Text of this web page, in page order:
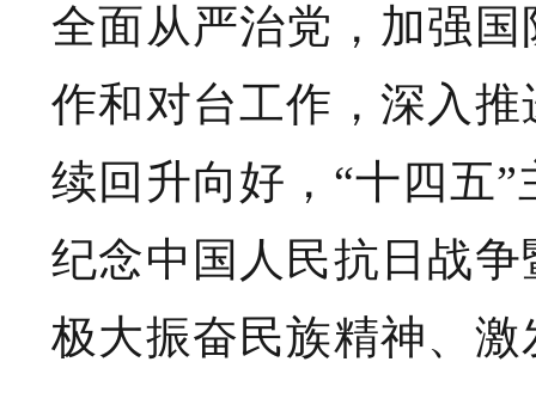
全面从严治党，加强
作和对台工作，深入
续回升向好，“十四五
纪念中国人民抗日战
极大振奋民族精神、